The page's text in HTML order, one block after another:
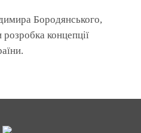
Бородянського,
концепції